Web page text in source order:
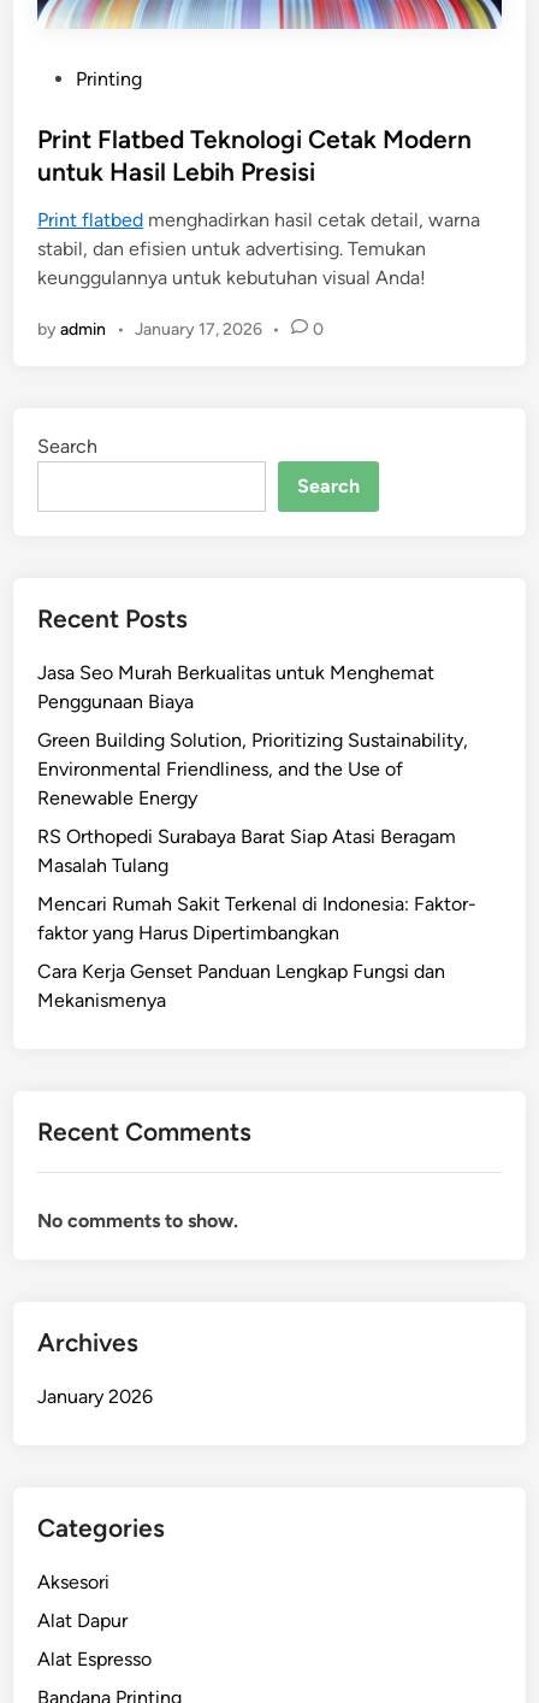
s
t
d
i
n
Printing
Print Flatbed Teknologi Cetak Modern
untuk Hasil Lebih Presisi
Print flatbed menghadirkan hasil cetak detail, warna
stabil, dan efisien untuk advertising. Temukan
keunggulannya untuk kebutuhan visual Anda!
byadmin • January 17, 2026 • 0
Search
Search
Recent Posts
Jasa Seo Murah Berkualitas untuk Menghemat
Penggunaan Biaya
Green Building Solution, Prioritizing Sustainability,
Environmental Friendliness, and the Use of
Renewable Energy
RS Orthopedi Surabaya Barat Siap Atasi Beragam
Masalah Tulang
Mencari Rumah Sakit Terkenal di Indonesia: Faktor-
faktor yang Harus Dipertimbangkan
Cara Kerja Genset Panduan Lengkap Fungsi dan
Mekanismenya
Recent Comments
No comments to show.
Archives
January 2026
Categories
Aksesori
Alat Dapur
Alat Espresso
Bandana Printing